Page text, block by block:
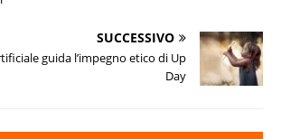
SUCCESSIVO
guida l’impegno etico di Up
Day